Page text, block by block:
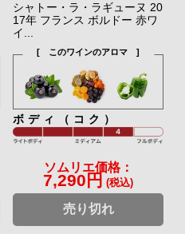
シャトー・ラ・ラギューヌ 20
17年 フランス ボルドー 赤ワ
イ...
[ このワインのアロマ ]
ボディ（コク）
ソムリエ価格：
7,290円 (税込)
売り切れ